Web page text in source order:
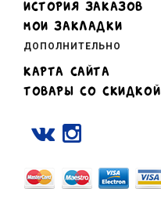
ИСТОРИЯ ЗАКАЗОВ
МОИ ЗАКЛАДКИ
ДОПОЛНИТЕЛЬНО
КАРТА САЙТА
ТОВАРЫ СО СКИДКОЙ